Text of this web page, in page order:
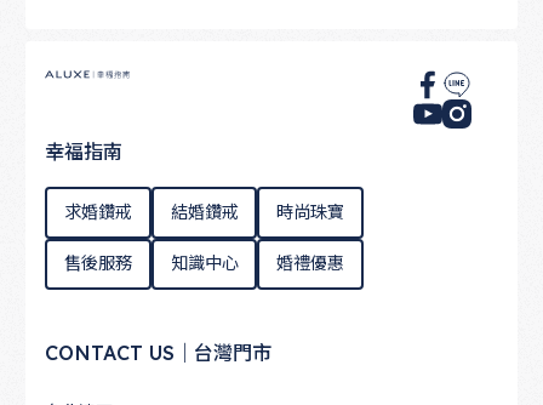
Footer
幸福指南
求婚鑽戒 結婚鑽戒 時尚珠寶
售後服務 知識中心 婚禮優惠
CONTACT US｜台灣門市